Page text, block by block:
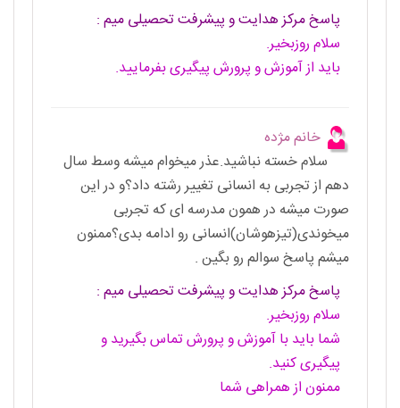
پاسخ مرکز هدایت و پیشرفت تحصیلی میم :
سلام روزبخیر.
باید از آموزش و پرورش پیگیری بفرمایید.
خانم مژده
سلام خسته نباشید.عذر میخوام میشه وسط سال
دهم از تجربی به انسانی تغییر رشته داد؟و در این
صورت میشه در همون مدرسه ای که تجربی
میخوندی(تیزهوشان)انسانی رو ادامه بدی؟ممنون
میشم پاسخ سوالم رو بگین .
پاسخ مرکز هدایت و پیشرفت تحصیلی میم :
سلام روزبخیر.
شما باید با آموزش و پرورش تماس بگیرید و
پیگیری کنید.
ممنون از همراهی شما